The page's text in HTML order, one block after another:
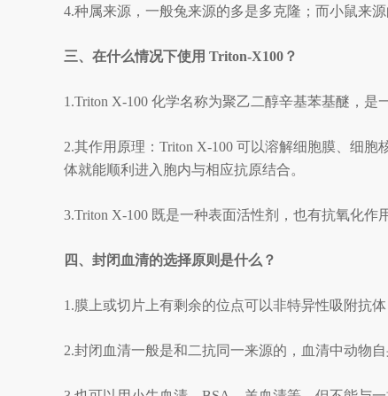
4.种属来源，一般兔来源的多是多克隆；而小鼠来
三、在什么情况下使用 Triton-X100？
1.Triton X-100 化学名称为聚乙二醇辛基苯基醚，是
2.其作用原理：Triton X-100 可以溶解细胞膜、细
体就能顺利进入胞内与相应抗原结合。
3.Triton X-100 既是一种表面活性剂，也有抗氧化作用
四、封闭血清的选择原则是什么？
1.膜上或切片上有剩余的位点可以非特异性吸附抗
2.封闭血清一般是和二抗同一来源的，血清中动物